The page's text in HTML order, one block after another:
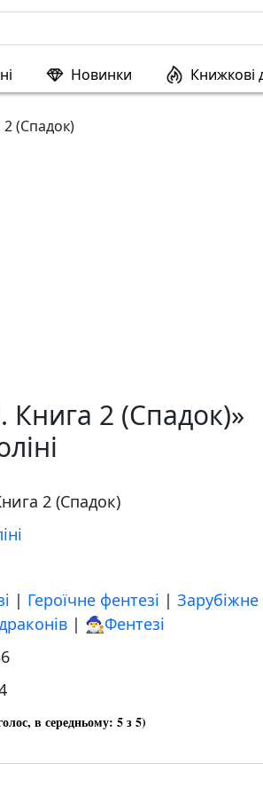
Новинки Книжкові
(Спадок)
2 (Спадок)»
2 (Спадок)
| Героїчне фентезі | Зарубіжне
| 🧙‍♂️Фентезі
в середньому: 5з 5)